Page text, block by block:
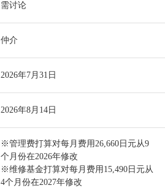
需讨论
仲介
2026年7月31日
2026年8月14日
※管理费打算对每月费用26,660日元从9
个月份在2026年修改
※维修基金打算对每月费用15,490日元从
4个月份在2027年修改